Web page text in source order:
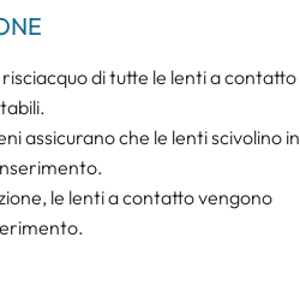
di tutte le lenti a contatto
assicurano che le lenti scivolino in
le lenti a contatto vengono